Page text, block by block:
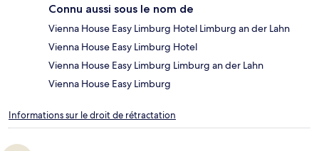
Connu aussi sous le nom de
Vienna House Easy Limburg Hotel Limburg an der Lahn
Vienna House Easy Limburg Hotel
Vienna House Easy Limburg Limburg an der Lahn
Vienna House Easy Limburg
Informations sur le droit de rétractation